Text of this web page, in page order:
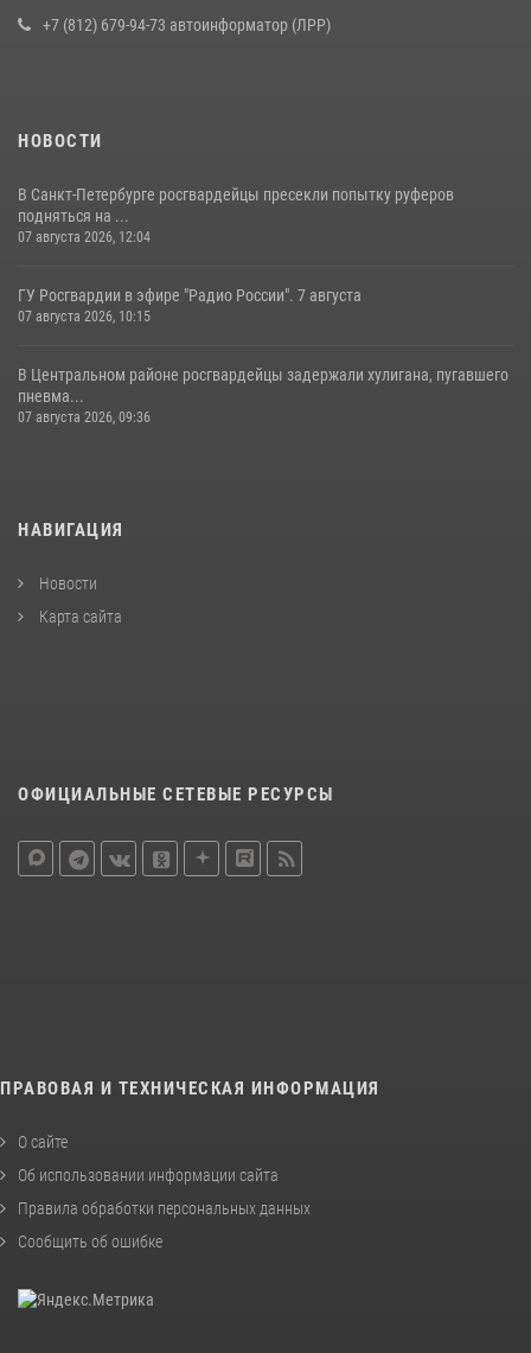
+7 (812) 679-94-73 автоинформатор (ЛРР)
НОВОСТИ
В Санкт-Петербурге росгвардейцы пресекли попытку руферов
подняться на ...
07 августа 2026, 12:04
ГУ Росгвардии в эфире "Радио России". 7 августа
07 августа 2026, 10:15
В Центральном районе росгвардейцы задержали хулигана, пугавшего
пневма...
07 августа 2026, 09:36
НАВИГАЦИЯ
Новости
Карта сайта
ОФИЦИАЛЬНЫЕ СЕТЕВЫЕ РЕСУРСЫ
ПРАВОВАЯ И ТЕХНИЧЕСКАЯ ИНФОРМАЦИЯ
О сайте
Об использовании информации сайта
Правила обработки персональных данных
Сообщить об ошибке